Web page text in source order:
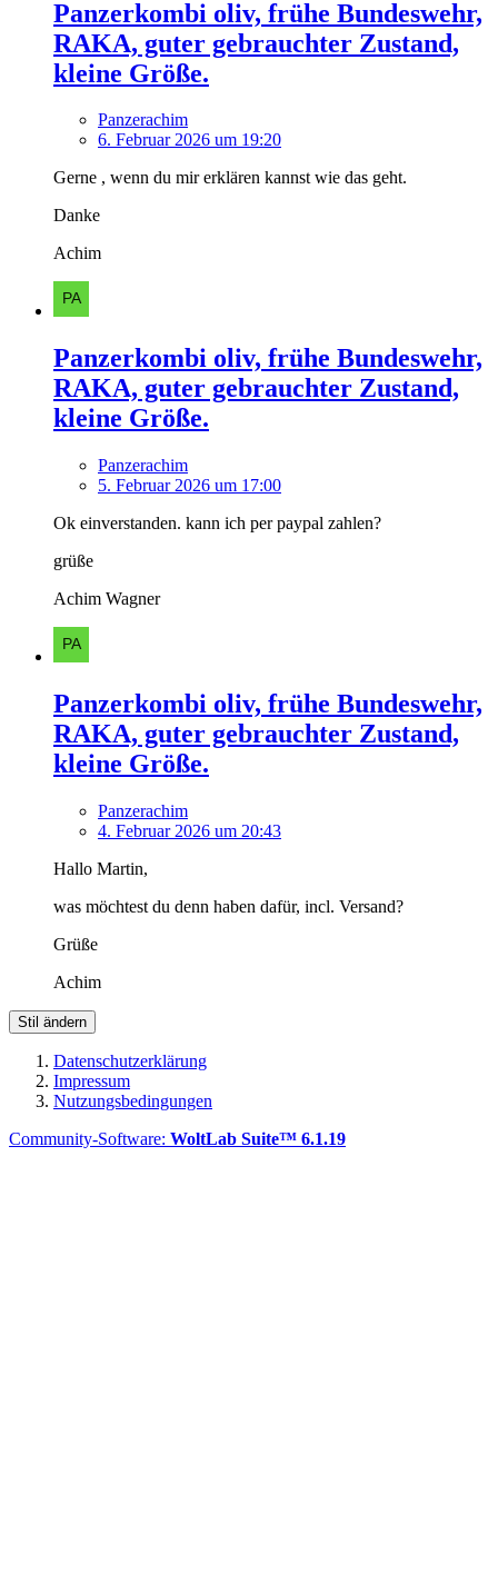
Panzerkombi oliv, frühe Bundeswehr,
RAKA, guter gebrauchter Zustand,
kleine Größe.
Panzerachim
6. Februar 2026 um 19:20
Gerne , wenn du mir erklären kannst wie das geht.
Danke
Achim
Panzerkombi oliv, frühe Bundeswehr,
RAKA, guter gebrauchter Zustand,
kleine Größe.
Panzerachim
5. Februar 2026 um 17:00
Ok einverstanden. kann ich per paypal zahlen?
grüße
Achim Wagner
Panzerkombi oliv, frühe Bundeswehr,
RAKA, guter gebrauchter Zustand,
kleine Größe.
Panzerachim
4. Februar 2026 um 20:43
Hallo Martin,
was möchtest du denn haben dafür, incl. Versand?
Grüße
Achim
Stil ändern
Datenschutzerklärung
Impressum
Nutzungsbedingungen
Community-Software: WoltLab Suite™ 6.1.19